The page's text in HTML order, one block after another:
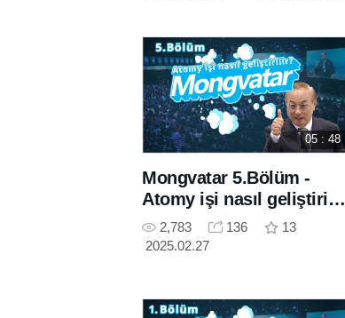
05 : 48
Mongvatar 5.Bölüm -
Atomy işi nasıl geliştirilir
? 2,783 136
13
2025.02.27